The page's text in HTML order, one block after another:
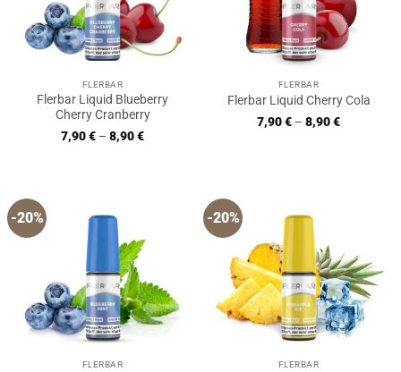
FLERBAR
Flerbar Liquid Blueberry
Cherry Cranberry
7,90€ – 8,90€
FLERBAR
Flerbar Liquid Cherry Cola
7,90€ – 8,90€
-20%
FLERBAR
-20%
FLERBAR